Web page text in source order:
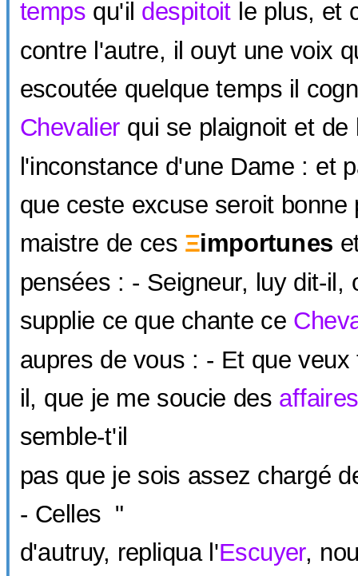
temps qu'il despitoit le plus, et
contre l'autre, il ouyt une voix
escoutée quelque temps il
Chevalier qui se plaignoit et
l'inconstance d'une Dame : et
que ceste excuse seroit
maistre de ces Ξimportunes
pensées : - Seigneur, luy dit-il,
supplie ce que chante ce
aupres de vous : - Et que
il, que je me soucie des affaires
semble-t'il
pas que je sois assez chargé
- Celles "
d'autruy, repliqua l'Escuyer,